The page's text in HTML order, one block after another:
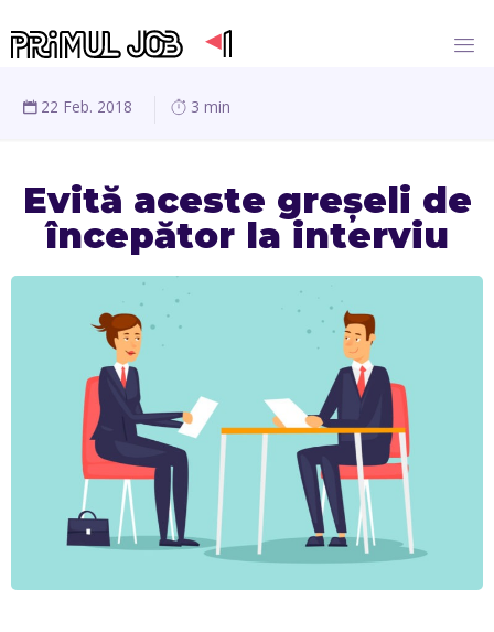
22 Feb. 2018 3 min
Evită aceste greșeli de
începător la interviu